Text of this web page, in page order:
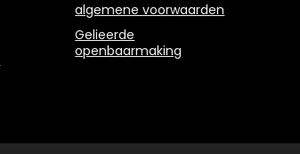
algemene voorwaarden
Gelieerde
openbaarmaking